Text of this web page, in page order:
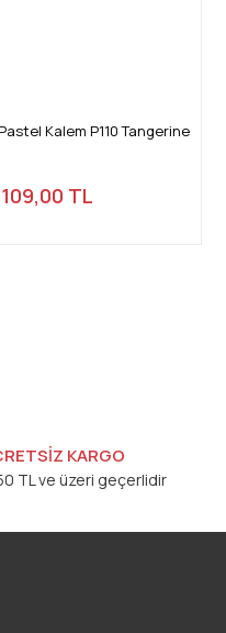
Kalem P110 Tangerine
109,00 TL
KARGO
TL ve üzeri geçerlidir